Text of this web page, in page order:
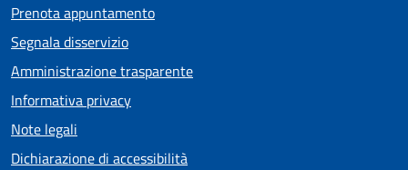
Prenota appuntamento
Segnala disservizio
Amministrazione trasparente
Informativa privacy
Note legali
Dichiarazione di accessibilità